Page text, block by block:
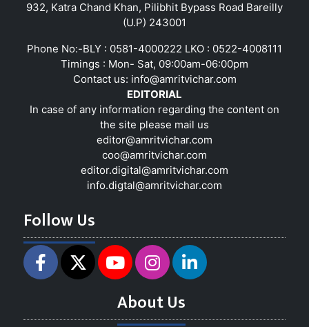
932, Katra Chand Khan, Pilibhit Bypass Road Bareilly
(U.P) 243001
Phone No:-BLY : 0581-4000222 LKO : 0522-4008111
Timings : Mon- Sat, 09:00am-06:00pm
Contact us: info@amritvichar.com
EDITORIAL
In case of any information regarding the content on
the site please mail us
editor@amritvichar.com
coo@amritvichar.com
editor.digital@amritvichar.com
info.digtal@amritvichar.com
Follow Us
About Us